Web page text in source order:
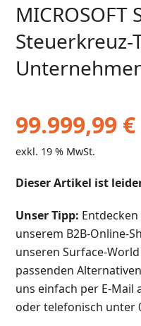
Steuerkreuz-
99.999,99 €
exkl. 19 % MwSt.
Dieser Artikel ist
Unser Tipp:
unserem B2B-Online-
unseren Surface-
passenden
uns einfach per E-Mail
oder telefonisch unter